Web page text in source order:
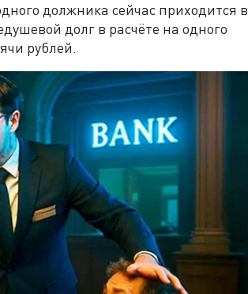
должника сейчас приходится в
долг в расчёте на одного
рублей.